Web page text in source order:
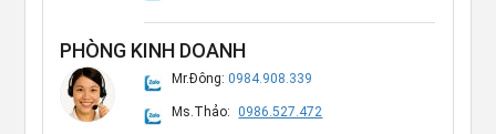
PHÒNG KINH DOANH
Mr.Đông:0984.908.339
Ms.Thảo: 0986.527.472